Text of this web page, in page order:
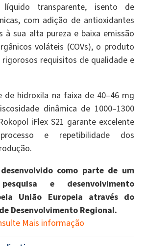
transparente, isento de
com adição de antioxidantes
à sua alta pureza e baixa emissão
voláteis (COVs), o produto
requisitos de qualidade e
de hidroxila na faixa de 40–46 mg
dinâmica de 1000–1300
iFlex S21 garante excelente
e repetibilidade dos
como parte de um
e desenvolvimento
União Europeia através do
Desenvolvimento Regional.
Mais informação